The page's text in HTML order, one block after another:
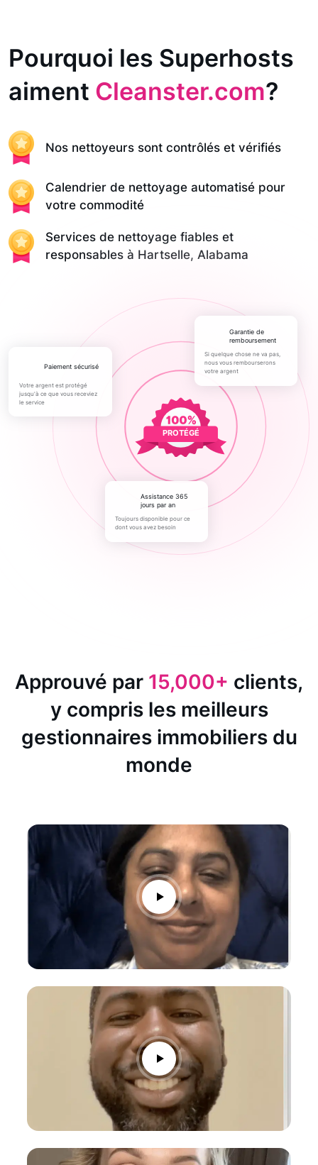
Pourquoi les Superhosts
aiment Cleanster.com?
Nos nettoyeurs sont contrôlés et vérifiés
Calendrier de nettoyage automatisé pour
votre commodité
Services de nettoyage fiables et
responsables à Hartselle, Alabama
PROTÉGÉ
paiement sécurisé
Votre argent est protégé
jusqu'à ce que vous receviez
le service
Garantie de
remboursement
Si quelque chose ne va pas,
nous vous rembourserons
votre argent
Assistance 365
jours par an
Toujours disponible pour ce
dont vous avez besoin
Approuvé par 15,000+ clients,
y compris les meilleurs
gestionnaires immobiliers du
monde